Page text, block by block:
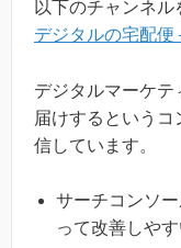
以下のチャンネル
デジタルの宅配便
デジタルマーケテ
届けするという
信しています。
サーチコンソ
って改善しや